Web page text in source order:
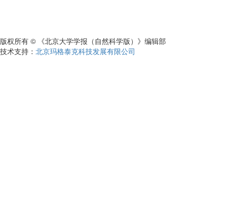
版权所有 © 《北京大学学报（自然科学版）》编辑部
技术支持： 北京玛格泰克科技发展有限公司